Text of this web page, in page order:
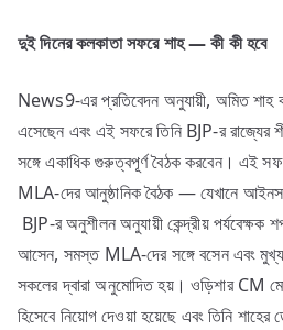
দুইদিনেরকলকাতাসফরেশাহ —কীকীহবে
News9-এর প্রতিবেদন অনুযায়ী, অমিত শাহ
এসেছেন এবং এই সফরে তিনি BJP-র রাজ্যের
সঙ্গে একাধিক গুরুত্বপূর্ণ বৈঠক করবেন। এই
MLA-দের আনুষ্ঠানিক বৈঠক — যেখানে
BJP-র অনুশীলন অনুযায়ী কেন্দ্রীয় পর্যবেক্ষক
আসেন, সমস্ত MLA-দের সঙ্গে বসেন এবং
সকলের দ্বারা অনুমোদিত হয়। ওড়িশার CM
হিসেবে নিয়োগ দেওয়া হয়েছে এবং তিনি শাহের